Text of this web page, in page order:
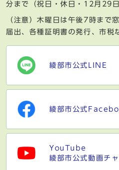
分まで（祝日・休日・12月29
（注意）木曜日は午後7時まで
届出、各種証明書の発行、市税
綾部市公式LINE
綾部市公式
YouTube
綾部市公式動画チ